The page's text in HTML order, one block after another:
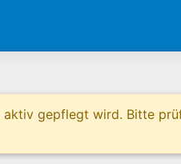
gepflegt wird. Bitte